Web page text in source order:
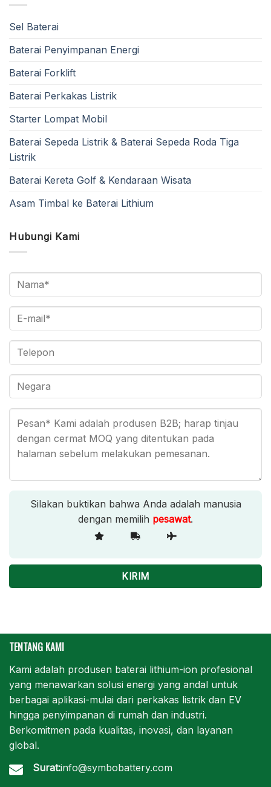
Sel Baterai
Baterai Penyimpanan Energi
Baterai Forklift
Baterai Perkakas Listrik
Starter Lompat Mobil
Baterai Sepeda Listrik & Baterai Sepeda Roda Tiga
Listrik
Baterai Kereta Golf & Kendaraan Wisata
Asam Timbal ke Baterai Lithium
Hubungi Kami
Silakan buktikan bahwa Anda adalah manusia
dengan memilih pesawat.
TENTANG KAMI
Kami adalah produsen baterai lithium-ion profesional
yang menawarkan solusi energi yang andal untuk
berbagai aplikasi-mulai dari perkakas listrik dan EV
hingga penyimpanan di rumah dan industri.
Berkomitmen pada kualitas, inovasi, dan layanan
global.
Surat:info@symbobattery.com